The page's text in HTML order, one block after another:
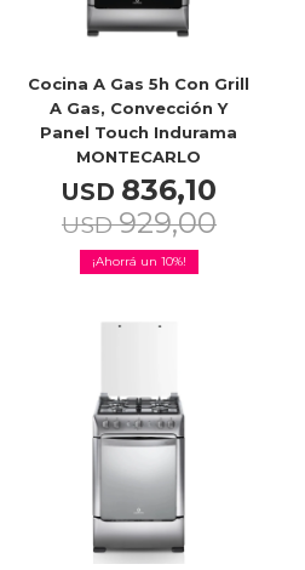
Cocina A Gas 5h Con Grill
A Gas, Convección Y
Panel Touch Indurama
MONTECARLO
USD 836,10
USD 929,00
10
Celulares
Outlet